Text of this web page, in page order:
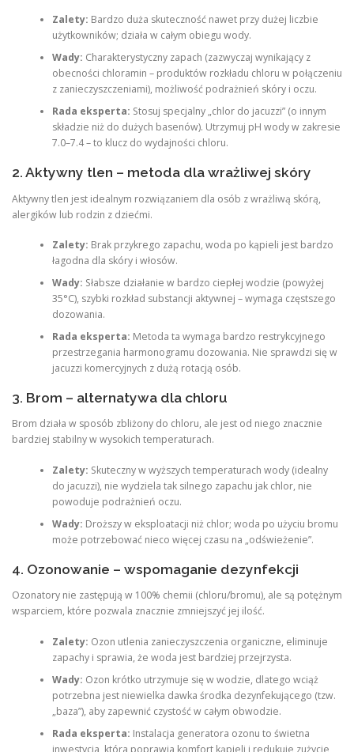
Zalety: Bardzo duża skuteczność nawet przy dużej liczbie
użytkowników; działa w całym obiegu wody.
Wady: Charakterystyczny zapach (zazwyczaj wynikający z
obecności chloramin – produktów rozkładu chloru w połączeniu
z zanieczyszczeniami), możliwość podrażnień skóry i oczu.
Rada eksperta: Stosuj specjalny „chlor do jacuzzi” (o innym
składzie niż do dużych basenów). Utrzymuj pH wody w zakresie
7.0–7.4 – to klucz do wydajności chloru.
2. Aktywny tlen – metoda dla wrażliwej skóry
Aktywny tlen jest idealnym rozwiązaniem dla osób z wrażliwą skórą,
alergików lub rodzin z dziećmi.
Zalety: Brak przykrego zapachu, woda po kąpieli jest bardzo
łagodna dla skóry i włosów.
Wady: Słabsze działanie w bardzo ciepłej wodzie (powyżej
35°C), szybki rozkład substancji aktywnej – wymaga częstszego
dozowania.
Rada eksperta: Metoda ta wymaga bardzo restrykcyjnego
przestrzegania harmonogramu dozowania. Nie sprawdzi się w
jacuzzi komercyjnych z dużą rotacją osób.
3. Brom – alternatywa dla chloru
Brom działa w sposób zbliżony do chloru, ale jest od niego znacznie
bardziej stabilny w wysokich temperaturach.
Zalety: Skuteczny w wyższych temperaturach wody (idealny
do jacuzzi), nie wydziela tak silnego zapachu jak chlor, nie
powoduje podrażnień oczu.
Wady: Droższy w eksploatacji niż chlor; woda po użyciu bromu
może potrzebować nieco więcej czasu na „odświeżenie”.
4. Ozonowanie – wspomaganie dezynfekcji
Ozonatory nie zastępują w 100% chemii (chloru/bromu), ale są potężnym
wsparciem, które pozwala znacznie zmniejszyć jej ilość.
Zalety: Ozon utlenia zanieczyszczenia organiczne, eliminuje
zapachy i sprawia, że woda jest bardziej przejrzysta.
Wady: Ozon krótko utrzymuje się w wodzie, dlatego wciąż
potrzebna jest niewielka dawka środka dezynfekującego (tzw.
„baza”), aby zapewnić czystość w całym obwodzie.
Rada eksperta: Instalacja generatora ozonu to świetna
inwestycja, która poprawia komfort kąpieli i redukuje zużycie